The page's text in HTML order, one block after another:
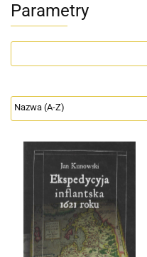
Parametry